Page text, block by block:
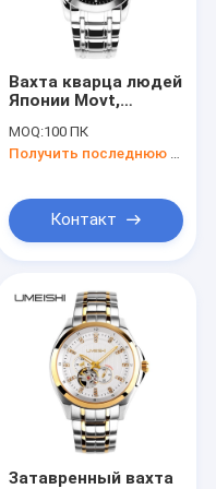
часы
часы
спорта
Вахта кварца людей
Японии Movt,
нежные
Wristwatches моды
MOQ:100 ПК
Контакт
Затавренный вахта